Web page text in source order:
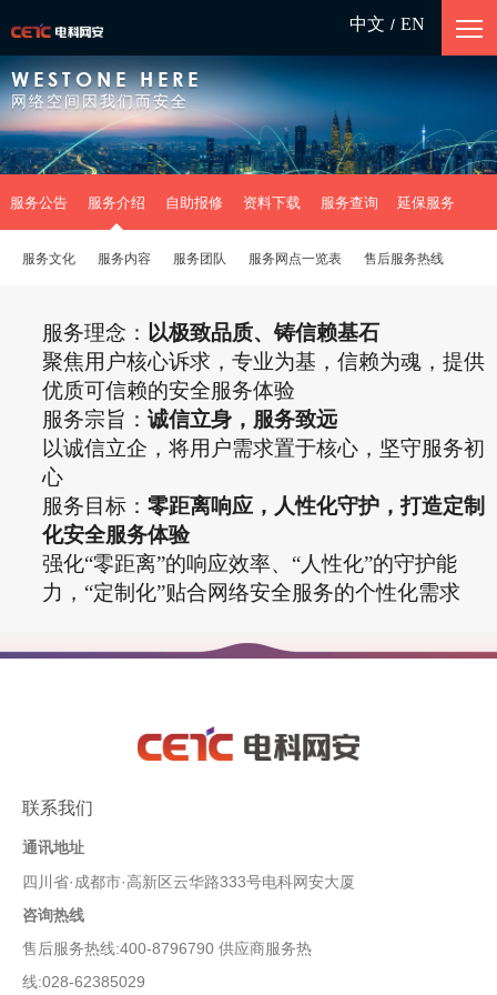
中文 / EN
WESTONE HERE
网络空间因我们而安全
服务公告 服务介绍 自助报修 资料下载 服务查询 延保服务
服务文化 服务内容 服务团队 服务网点一览表 售后服务热线
服务理念： 以极致品质、铸信赖基石
聚焦用户核心诉求，专业为基，信赖为魂，提供
优质可信赖的安全服务体验
服务宗旨： 诚信立身，服务致远
以诚信立企，将用户需求置于核心，坚守服务初
心
服务目标： 零距离响应，人性化守护 ，打造定制
化安全服务体验
强化“零距离”的响应效率、“人性化”的守护能
力， “定制化”贴合网络安全服务的个性化需求
联系我们
通讯地址
四川省·成都市·高新区云华路333号电科网安大厦
咨询热线
售后服务热线:400-8796790 供应商服务热
线:028-62385029